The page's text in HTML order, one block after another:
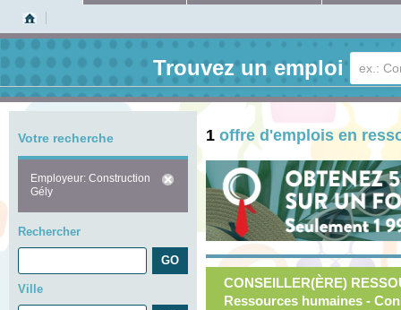
Trouvez un emploi
Votre recherche
Employeur: Construction
Gély
Rechercher
Ville
1 offre d'emplois en
CONSEILLER(ÈRE)
Ressources humaines -